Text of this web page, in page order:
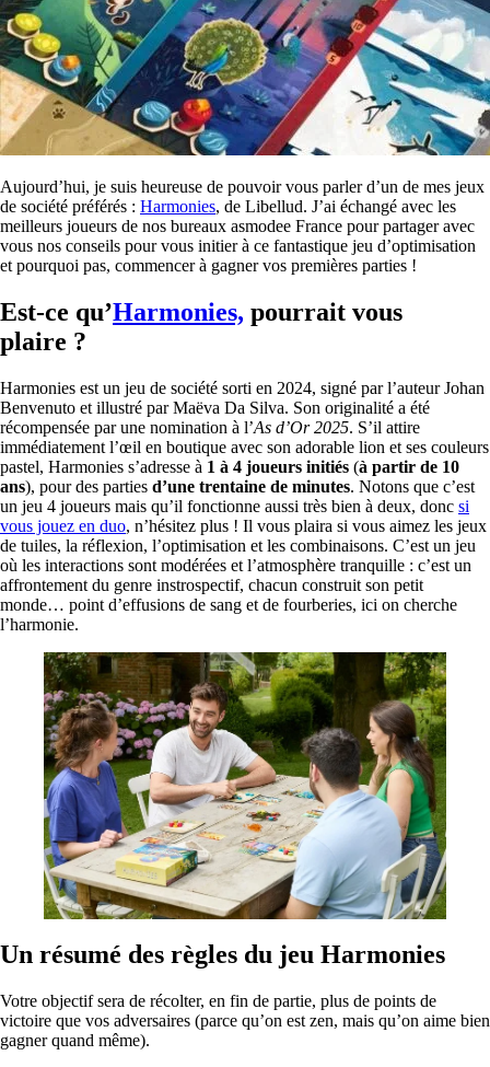
Aujourd’hui, je suis heureuse de pouvoir vous parler d’un de mes jeux
de société préférés : Harmonies, de Libellud. J’ai échangé avec les
meilleurs joueurs de nos bureaux asmodee France pour partager avec
vous nos conseils pour vous initier à ce fantastique jeu d’optimisation
et pourquoi pas, commencer à gagner vos premières parties !
Est-ce qu’Harmonies, pourrait vous
plaire ?
Harmonies est un jeu de société sorti en 2024, signé par l’auteur Johan
Benvenuto et illustré par Maëva Da Silva. Son originalité a été
récompensée par une nomination à l’As d’Or 2025. S’il attire
immédiatement l’œil en boutique avec son adorable lion et ses couleurs
pastel, Harmonies s’adresse à 1 à 4 joueurs initiés (à partir de 10
ans), pour des parties d’une trentaine de minutes. Notons que c’est
un jeu 4 joueurs mais qu’il fonctionne aussi très bien à deux, donc si
vous jouez en duo, n’hésitez plus ! Il vous plaira si vous aimez les jeux
de tuiles, la réflexion, l’optimisation et les combinaisons. C’est un jeu
où les interactions sont modérées et l’atmosphère tranquille : c’est un
affrontement du genre instrospectif, chacun construit son petit
monde… point d’effusions de sang et de fourberies, ici on cherche
l’harmonie.
Un résumé des règles du jeu Harmonies
Votre objectif sera de récolter, en fin de partie, plus de points de
victoire que vos adversaires (parce qu’on est zen, mais qu’on aime bien
gagner quand même).